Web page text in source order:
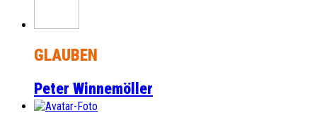
GLAUBEN
Peter Winnemöller